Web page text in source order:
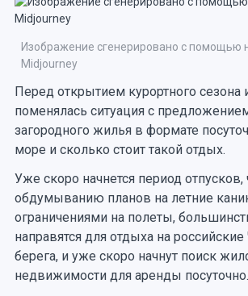
Изображение сгенерировано с помощью
Midjourney
Перед открытием курортного сезона
поменялась ситуация с
загородного жилья в формате
море и сколько стоит такой отдых.
Уже скоро начнется период
обдумыванию планов на летние
ограничениями на полеты,
направятся для отдыха на
берега, и уже скоро начнут поиск
недвижимости для аренды посуточно.